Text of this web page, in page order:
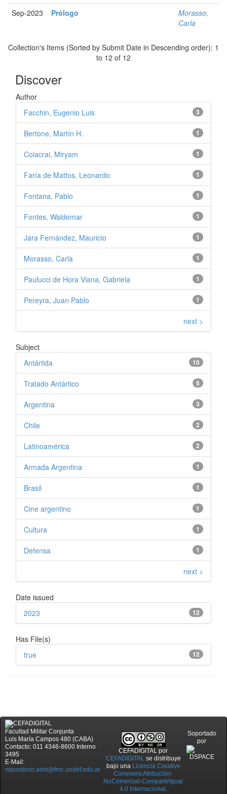
Sep-2023
Prólogo
Morasso,
Carla
Collection's Items (Sorted by Submit Date in Descending order): 1
to 12 of 12
Discover
Author
3
Facchin, Eugenio Luis
1
Bertone, Martín H.
1
Colacrai, Miryam
1
Faría de Mattos, Leonardo
1
Fontana, Pablo
1
Fontes, Waldemar
1
Jara Fernández, Mauricio
1
Morasso, Carla
1
Paulucci de Hora Viana, Gabriela
1
Pereyra, Juan Pablo
next >
Subject
10
Antártida
5
Tratado Antártico
3
Argentina
2
Chile
2
Latinoamérica
1
Armada Argentina
1
Brasil
1
Cine argentino
1
Cultura
1
Defensa
next >
Date issued
12
2023
Has File(s)
12
true
Facultad Militar Conjunta
Luis María Campos 480 (CABA)
Contacto: 011 4346-8600 Interno
3495
E-Mail:
repositorio.adm@fmc.undef.edu.ar
CEFADIGITAL por
CEFADIGITALse distribuye
bajo una Licencia Creative
Commons Atribución-
NoComercial-CompartirIgual
4.0 Internacional .
Soportado
por